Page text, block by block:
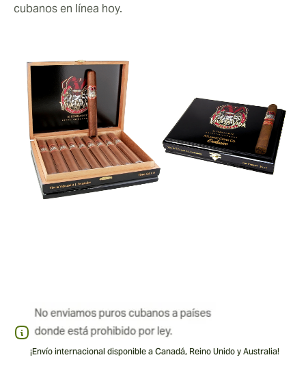
cubanos en línea hoy.
¡Envío internacional disponible a Canadá, Reino Unido y Australia!